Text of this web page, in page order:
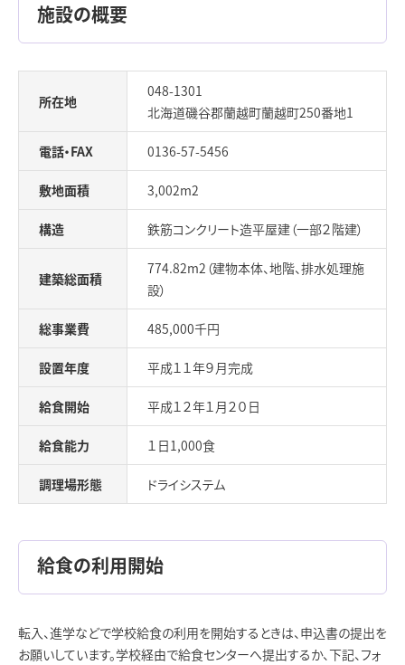
施設の概要
所在地
048-1301
北海道磯谷郡蘭越町蘭越町250番地1
電話・FAX 0136-57-5456
敷地面積 3,002m2
構造 鉄筋コンクリート造平屋建（一部２階建）
建築総面積
774.82m2（建物本体、地階、排水処理施
設）
総事業費 485,000千円
設置年度 平成１１年９月完成
給食開始 平成１２年１月２０日
給食能力 １日1,000食
調理場形態 ドライシステム
給食の利用開始
転入、進学などで学校給食の利用を開始するときは、申込書の提出を
お願いしています。学校経由で給食センターへ提出するか、下記、フォ